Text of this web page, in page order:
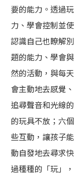
要的能力。透過
力、學會控制並
認識自己也瞭解
題的能力、學會
然的活動，與每
會主動地去感覺
追尋聲音和光線
的玩具不放；六
些互動，讓孩子
動自發地去尋求
過種種的「玩」